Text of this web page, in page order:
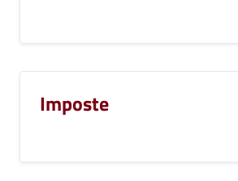
Imposte